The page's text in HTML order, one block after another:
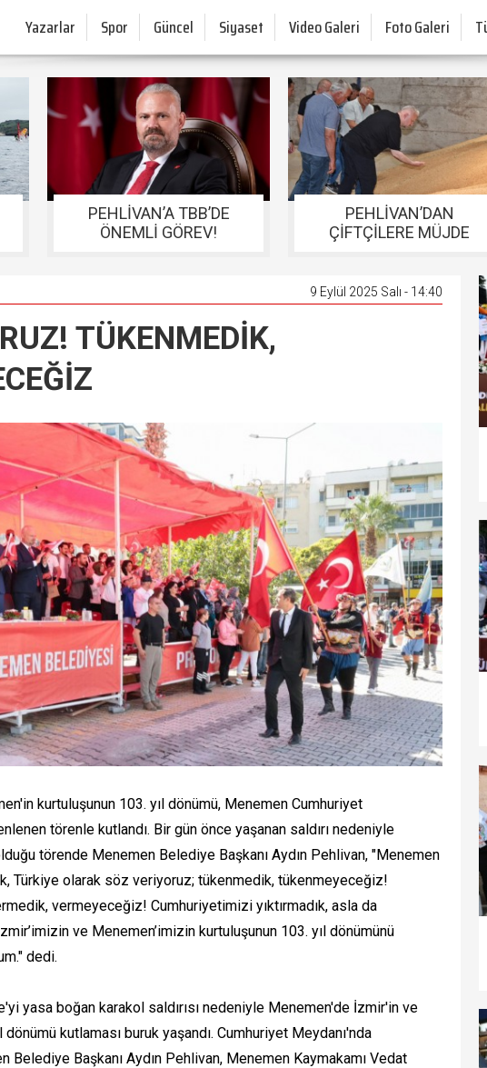
Yazarlar Spor Güncel Siyaset Video Galeri Foto Galeri
PEHLİVAN’A TBB’DE
ÖNEMLİ GÖREV!
PEHLİVAN’DAN
ÇİFTÇİLERE MÜJDE
9 Eylül 2025 Salı - 14:40
TÜKENMEDİK,
kurtuluşunun 103. yıl dönümü, Menemen Cumhuriyet
törenle kutlandı. Bir gün önce yaşanan saldırı nedeniyle
törende Menemen Belediye Başkanı Aydın Pehlivan, "Menemen
Türkiye olarak söz veriyoruz; tükenmedik, tükenmeyeceğiz!
vermeyeceğiz! Cumhuriyetimizi yıktırmadık, asla da
ve Menemen’imizin kurtuluşunun 103. yıl dönümünü
dedi.
yasa boğan karakol saldırısı nedeniyle Menemen'de İzmir'in ve
kutlaması buruk yaşandı. Cumhuriyet Meydanı'nda
Belediye Başkanı Aydın Pehlivan, Menemen Kaymakamı Vedat